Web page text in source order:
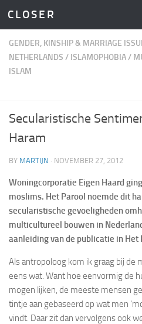
Skip to content
C L O S E R
GENDER, KINSHIP & MARRIAGE
NETHERLANDS / ISLAMOPHOBIA/
ISLAM
Secularistische
Haram
BY MARTIJN · NOVEMBER 27, 2012
Woningcorporatie Eigen Haard
moslims. Het Parool noemde dit
secularistische gevoeligheden
multicultureel bouwen in
aanleiding van de publicatie in Het
Als antropoloog kom ik graag bij de
eens wat. Want hoe eenvormig de
mogen lijken, de meeste mensen
tintje aan gebaseerd op wat men
vindt. Daar zit dan vervolgens ook